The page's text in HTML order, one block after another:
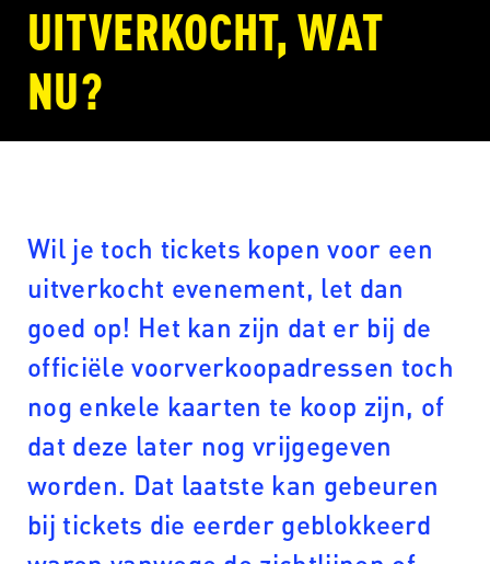
UITVERKOCHT, WAT
NU?
Wil je toch tickets kopen voor een
uitverkocht evenement, let dan
goed op! Het kan zijn dat er bij de
officiële voorverkoopadressen toch
nog enkele kaarten te koop zijn, of
dat deze later nog vrijgegeven
worden. Dat laatste kan gebeuren
bij tickets die eerder geblokkeerd